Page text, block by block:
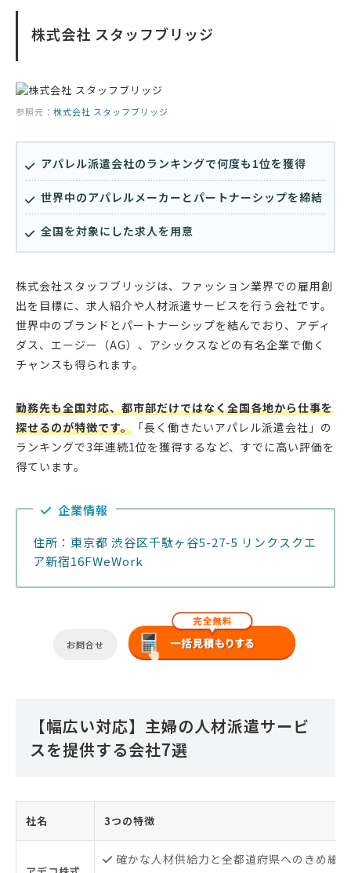
株式会社 スタッフブリッジ
参照元： 株式会社 スタッフブリッジ
アパレル派遣会社のランキングで何度も1位を獲得
世界中のアパレルメーカーとパートナーシップを締結
全国を対象にした求人を用意
株式会社スタッフブリッジは、ファッション業界での雇用創
出を目標に、求人紹介や人材派遣サービスを行う会社です。
世界中のブランドとパートナーシップを結んでおり、アディ
ダス、エージー（AG）、アシックスなどの有名企業で働く
チャンスも得られます。
勤務先も全国対応、都市部だけではなく全国各地から仕事を
探せるのが特徴です。 「長く働きたいアパレル派遣会社」の
ランキングで3年連続1位を獲得するなど、すでに高い評価を
得ています。
企業情報
住所：東京都 渋谷区千駄ヶ谷5-27-5 リンクスクエ
ア新宿16FWeWork
お問合せ
【幅広い対応】主婦の人材派遣サービ
スを提供する会社7選
社名 3つの特徴
確かな人材供給力と全都道府県へのきめ細